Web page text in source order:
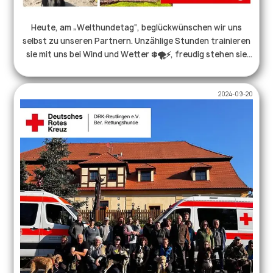
Heute, am „Welthundetag“, beglückwünschen wir uns
selbst zu unseren Partnern. Unzählige Stunden trainieren
sie mit uns bei Wind und Wetter ❄️🌪️⚡️, freudig stehen sie
laufen sie ins Dunkle und Unbekannte. All das, damit wir im
Ernstfall schnell Hilfe leisten können. Unsere Hunde sind
Familie, Begleiter, Freunde und Teammitglieder, wir sind
dankbar für jeden einzelnen von ihnen.♥️🐕 . . .
#welthundetag #hundeleben #rettungshund #ehrenamt
#drk #hundmitjob #hund #hundeaufinstagram
2024-09-20